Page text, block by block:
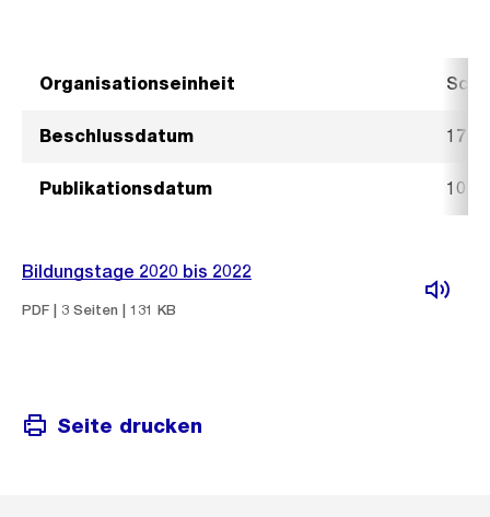
Organisationseinheit
Beschlussdatum 17.
Publikationsdatum 10.
Bildungstage 2020 bis 2022
PDF | 3 Seiten | 131 KB
Seite drucken